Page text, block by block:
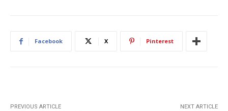
Facebook X Pinterest
PREVIOUS ARTICLE NEXT ARTICLE